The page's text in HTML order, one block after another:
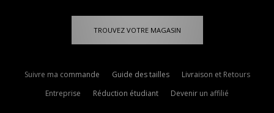
TROUVEZ VOTRE MAGASIN
Suivre ma commande Guide des tailles
Livraison et Retours
Entreprise
Réduction étudiant Devenir un affilié